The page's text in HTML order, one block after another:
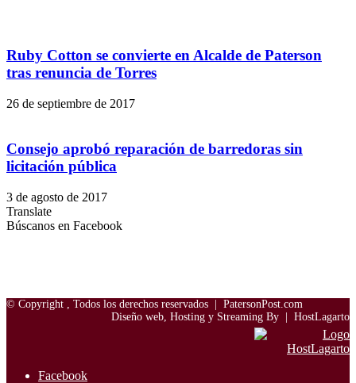
Ruby Cotton se convierte en Alcalde de Paterson
tras renuncia de Torres
26 de septiembre de 2017
Consejo aprobó reparación de barredoras sin
licitación pública
3 de agosto de 2017
Translate
Búscanos en Facebook
© Copyright , Todos los derechos reservados | PatersonPost.com
Diseño web, Hosting y Streaming By | HostLagarto
Facebook